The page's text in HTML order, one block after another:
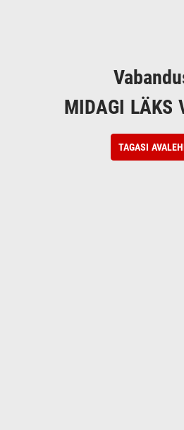
MIDAGI LÄKS
TAGASI